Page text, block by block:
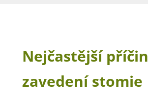
Nejčastější
zavedení stomie